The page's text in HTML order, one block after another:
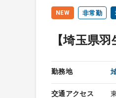
NEW 非常勤
【埼玉県
勤務地
交通アクセス